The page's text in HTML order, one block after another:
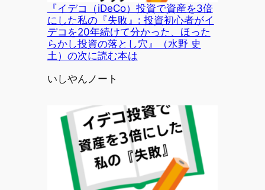
『イデコ（iDeCo）投資で資産を3倍
にした私の『失敗』: 投資初心者がイ
デコを20年続けて分かった、ほった
らかし投資の落とし穴』（水野 史
土）の次に読む本は
投稿者
いしやんノート